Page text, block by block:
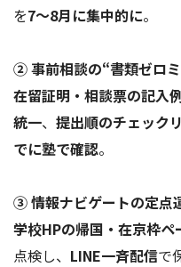
を7～8月に集中的に。
② 事前相談の“書類ゼロ
在留証明・相談票の記入
統一、 提出順のチェック
でに塾で確認。
③ 情報ナビゲートの定点
学校HPの帰国・在京枠ペ
点検し、 LINE一斉配信で